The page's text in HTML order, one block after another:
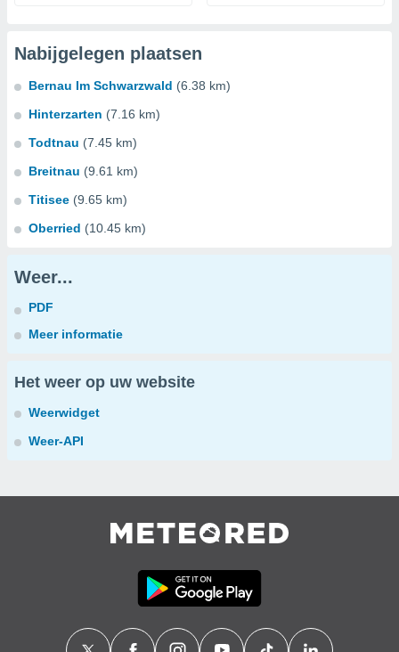
Nabijgelegen plaatsen
Bernau Im Schwarzwald (6.38 km)
Hinterzarten (7.16 km)
Todtnau (7.45 km)
Breitnau (9.61 km)
Titisee (9.65 km)
Oberried (10.45 km)
Weer...
PDF
Meer informatie
Het weer op uw website
Weerwidget
Weer-API